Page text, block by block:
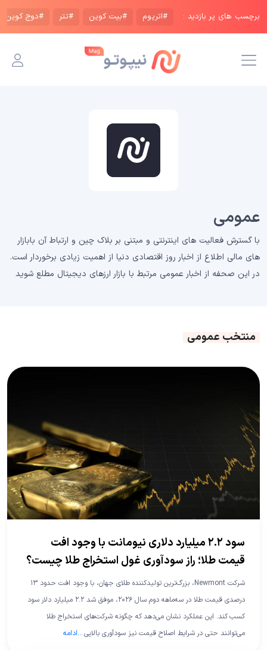
برچسب های پر بازدید : #اتریوم #بیت کوین #تتر #دوج کوین
عمومی
با گسترش فعالیت های اینترنتی و مبتنی بر بلاک چین و ارتباط آن بابازار
های مالی اطلاع از اخبار روز اقتصادی دنیا از اهمیت زیادی برخوردار است.
در این صحفه از اخبار عمومی مرتبط با بازار ارزهای دیجیتال مطلع شوید
منتخب عمومی
سود ۲.۲ میلیارد دلاری نیومانت با وجود افت
قیمت طلا؛ راز سودآوری غول استخراج طلا چیست؟
شرکت Newmont، بزرگ‌ترین تولیدکننده طلای جهان، با وجود افت حدود ۱۳
درصدی قیمت طلا در سه‌ماهه دوم سال ۲۰۲۶، موفق شد ۲.۲ میلیارد دلار سود
کسب کند. این عملکرد نشان می‌دهد که چگونه شرکت‌های استخراج طلا
می‌توانند حتی در شرایط اصلاح قیمت نیز سودآوری بالایی...ادامه